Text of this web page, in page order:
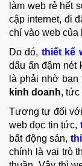
làm web rẻ hết
cập internet, đi
chí vào web của
Do đó, thiết kế
dấu ấn đậm nét
là phải nhờ
kinh doanh, tức
Tương tự đối
web đọc tin tức,
bất động sản, t
chính là vai trò